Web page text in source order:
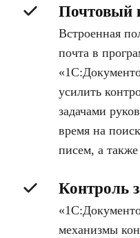
Почтовый
Встроенная
почта в
усилить
задачами
время на
писем, а
Контроль
механизмы